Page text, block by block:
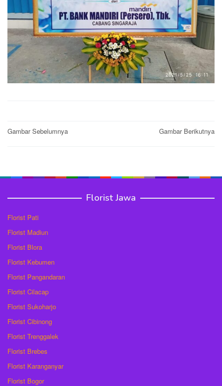
Post
Gambar Sebelumnya Gambar Berikutnya
Florist Jawa
Florist Pati
Florist Madiun
Florist Blora
Florist Kebumen
Florist Pangandaran
Florist Cilacap
Florist Sukoharjo
Florist Cibinong
Florist Trenggalek
Florist Brebes
Florist Karanganyar
Florist Bogor